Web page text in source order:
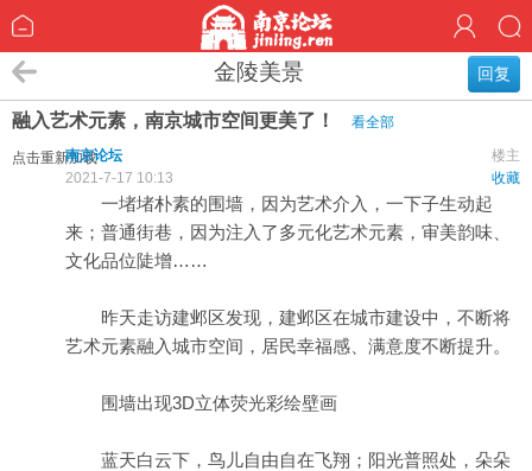
回复
金陵美景
融入艺术元素，南京城市空间更美了！ 看全部
点击重新加载 楼主
南京论坛
收藏
2021-7-17 10:13
一堵堵朴素的围墙，因为艺术介入，一下子生动起
来；普通街巷，因为注入了多元化艺术元素，审美韵味、
文化品位陡增……
昨天走访建邺区发现，建邺区在城市建设中，不断将
艺术元素融入城市空间，居民幸福感、满意度不断提升。
围墙出现3D立体荧光彩绘壁画
蓝天白云下，鸟儿自由自在飞翔；阳光普照处，朵朵